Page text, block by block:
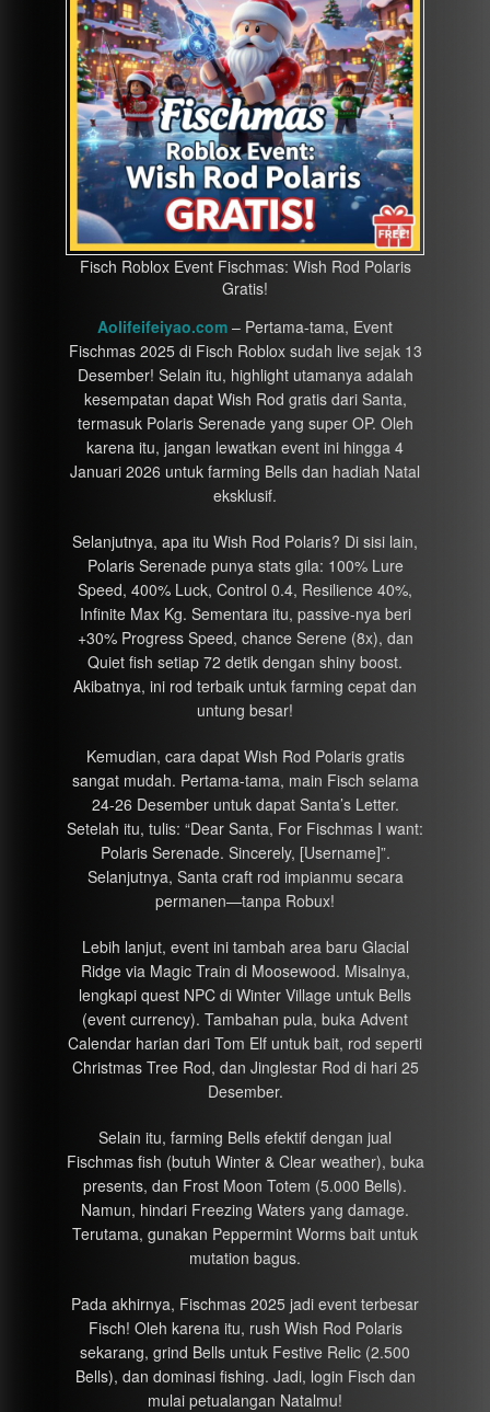
Fisch Roblox Event Fischmas: Wish Rod Polaris
Gratis!
Aolifeifeiyao.com – Pertama-tama, Event
Fischmas 2025 di Fisch Roblox sudah live sejak 13
Desember! Selain itu, highlight utamanya adalah
kesempatan dapat Wish Rod gratis dari Santa,
termasuk Polaris Serenade yang super OP. Oleh
karena itu, jangan lewatkan event ini hingga 4
Januari 2026 untuk farming Bells dan hadiah Natal
eksklusif.
Selanjutnya, apa itu Wish Rod Polaris? Di sisi lain,
Polaris Serenade punya stats gila: 100% Lure
Speed, 400% Luck, Control 0.4, Resilience 40%,
Infinite Max Kg. Sementara itu, passive-nya beri
+30% Progress Speed, chance Serene (8x), dan
Quiet fish setiap 72 detik dengan shiny boost.
Akibatnya, ini rod terbaik untuk farming cepat dan
untung besar!
Kemudian, cara dapat Wish Rod Polaris gratis
sangat mudah. Pertama-tama, main Fisch selama
24-26 Desember untuk dapat Santa’s Letter.
Setelah itu, tulis: “Dear Santa, For Fischmas I want:
Polaris Serenade. Sincerely, [Username]”.
Selanjutnya, Santa craft rod impianmu secara
permanen—tanpa Robux!
Lebih lanjut, event ini tambah area baru Glacial
Ridge via Magic Train di Moosewood. Misalnya,
lengkapi quest NPC di Winter Village untuk Bells
(event currency). Tambahan pula, buka Advent
Calendar harian dari Tom Elf untuk bait, rod seperti
Christmas Tree Rod, dan Jinglestar Rod di hari 25
Desember.
Selain itu, farming Bells efektif dengan jual
Fischmas fish (butuh Winter & Clear weather), buka
presents, dan Frost Moon Totem (5.000 Bells).
Namun, hindari Freezing Waters yang damage.
Terutama, gunakan Peppermint Worms bait untuk
mutation bagus.
Pada akhirnya, Fischmas 2025 jadi event terbesar
Fisch! Oleh karena itu, rush Wish Rod Polaris
sekarang, grind Bells untuk Festive Relic (2.500
Bells), dan dominasi fishing. Jadi, login Fisch dan
mulai petualangan Natalmu!